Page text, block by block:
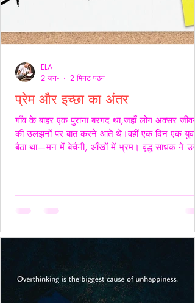
प्रेम और इच्छा का अंतर
गाँव के बाहर एक पुराना बरगद था,जहाँ लोग अक्सर जीवन
की उलझनों पर बात करने आते थे।वहीं एक दिन एक युवक
बैठा था—मन में बेचैनी, आँखों में भ्रम। वृद्ध साधक ने उसे
अनुग्रह समझो।और यदि अस्वीकार करे,तो उसकी इच्छा
उन्होंने ठहरकर कहा—
ELA
2 जन॰
2 मिनट पठन